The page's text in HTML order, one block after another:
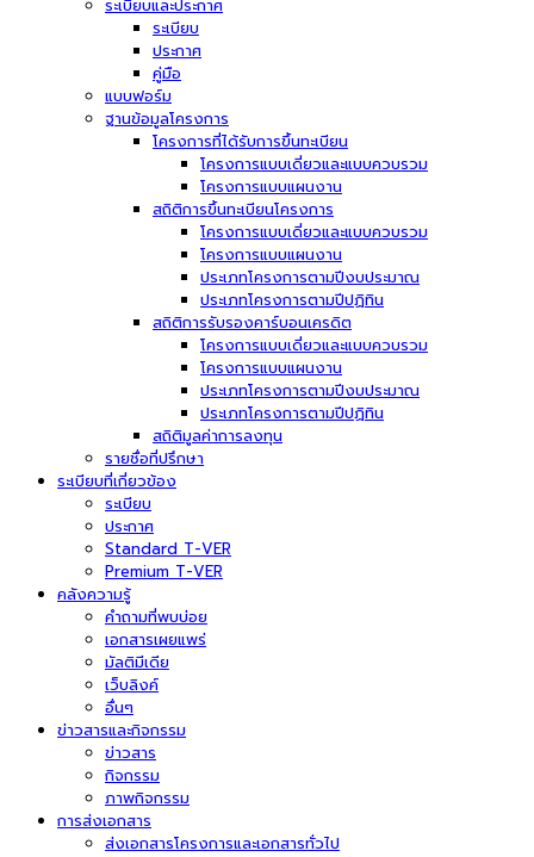
ระเบียบและประกาศ
ระเบียบ
ประกาศ
คู่มือ
แบบฟอร์ม
ฐานข้อมูลโครงการ
โครงการที่ได้รับการขึ้นทะเบียน
โครงการแบบเดี่ยวและแบบควบรวม
โครงการแบบแผนงาน
สถิติการขึ้นทะเบียนโครงการ
โครงการแบบเดี่ยวและแบบควบรวม
โครงการแบบแผนงาน
ประเภทโครงการตามปีงบประมาณ
ประเภทโครงการตามปีปฏิทิน
สถิติการรับรองคาร์บอนเครดิต
โครงการแบบเดี่ยวและแบบควบรวม
โครงการแบบแผนงาน
ประเภทโครงการตามปีงบประมาณ
ประเภทโครงการตามปีปฏิทิน
สถิติมูลค่าการลงทุน
รายชื่อที่ปรึกษา
ระเบียบที่เกี่ยวข้อง
ระเบียบ
ประกาศ
Standard T-VER
Premium T-VER
คลังความรู้
คำถามที่พบบ่อย
เอกสารเผยแพร่
มัลติมีเดีย
เว็บลิงค์
อื่นๆ
ข่าวสารและกิจกรรม
ข่าวสาร
กิจกรรม
ภาพกิจกรรม
การส่งเอกสาร
ส่งเอกสารโครงการและเอกสารทั่วไป